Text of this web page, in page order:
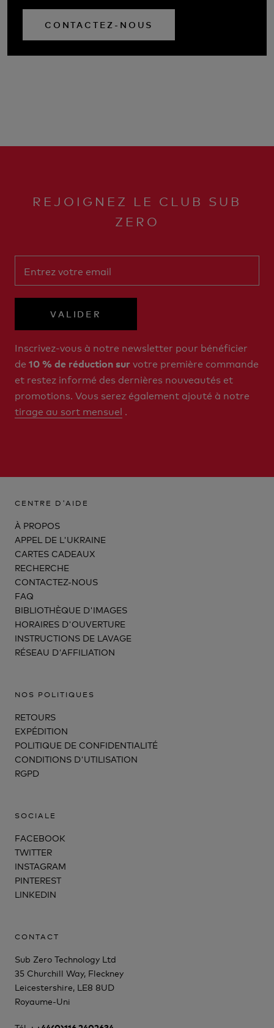
CONTACTEZ-NOUS
REJOIGNEZ LE CLUB SUB
ZERO
VALIDER
Inscrivez-vous à notre newsletter pour bénéficier
de 10 % de réduction survotre première commande
et restez informé des dernières nouveautés et
promotions. Vous serez également ajouté à notre
tirage au sort mensuel .
CENTRE D'AIDE
À PROPOS
APPEL DE L'UKRAINE
CARTES CADEAUX
RECHERCHE
CONTACTEZ-NOUS
FAQ
BIBLIOTHÈQUE D'IMAGES
HORAIRES D'OUVERTURE
INSTRUCTIONS DE LAVAGE
RÉSEAU D'AFFILIATION
NOS POLITIQUES
RETOURS
EXPÉDITION
POLITIQUE DE CONFIDENTIALITÉ
CONDITIONS D'UTILISATION
RGPD
SOCIALE
FACEBOOK
TWITTER
INSTAGRAM
PINTEREST
LINKEDIN
CONTACT
Sub Zero Technology Ltd
35 Churchill Way, Fleckney
Leicestershire, LE8 8UD
Royaume-Uni